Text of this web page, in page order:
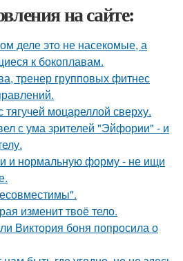
на сайте:
деле это не насекомые, а
к бокоплавам.
тренер групповых фитнес
моцареллой сверху.
с ума зрителей "Эйфории" - и
и нормальную форму - не ищи
изменит твоё тело.
Виктория боня попросила о